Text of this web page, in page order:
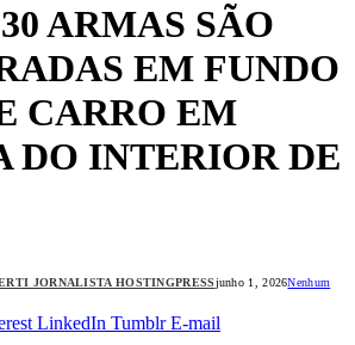
ARMAS SÃO
EM FUNDO
CARRO EM
DO INTERIOR DE
JORNALISTA HOSTINGPRESSjunho 1, 2026Nenhum
LinkedIn Tumblr E-mail